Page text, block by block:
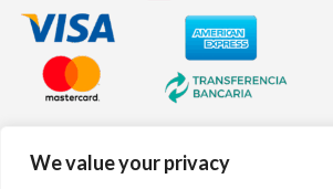
We value your privacyinfo@topvinos.com